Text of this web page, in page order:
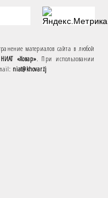
материалов сайта в любой
НИАТ «Ховар». При использовании
niat@khovar.tj